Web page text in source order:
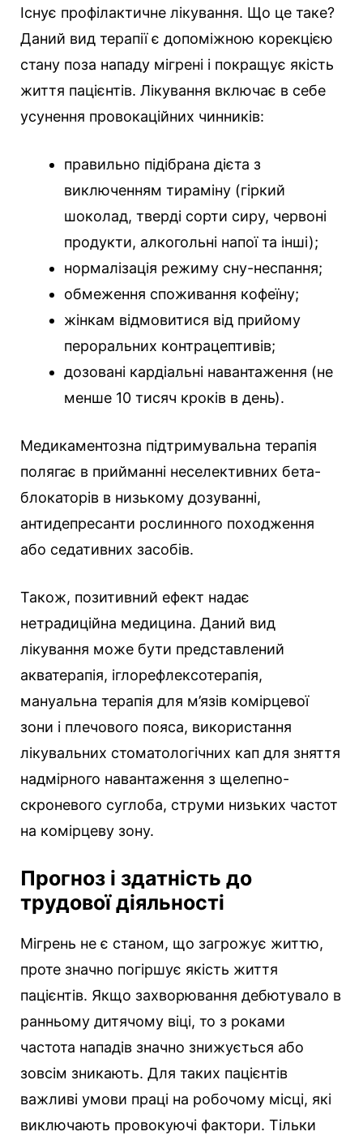
Існує профілактичне лікування. Що це таке?
Даний вид терапії є допоміжною корекцією
стану поза нападу мігрені і покращує якість
життя пацієнтів. Лікування включає в себе
усунення провокаційних чинників:
правильно підібрана дієта з
виключенням тираміну (гіркий
шоколад, тверді сорти сиру, червоні
продукти, алкогольні напої та інші);
нормалізація режиму сну-неспання;
обмеження споживання кофеїну;
жінкам відмовитися від прийому
пероральних контрацептивів;
дозовані кардіальні навантаження (не
менше 10 тисяч кроків в день).
Медикаментозна підтримувальна терапія
полягає в прийманні неселективних бета-
блокаторів в низькому дозуванні,
антидепресанти рослинного походження
або седативних засобів.
Також, позитивний ефект надає
нетрадиційна медицина. Даний вид
лікування може бути представлений
акватерапія, іглорефлексотерапія,
мануальна терапія для м’язів комірцевої
зони і плечового пояса, використання
лікувальних стоматологічних кап для зняття
надмірного навантаження з щелепно-
скроневого суглоба, струми низьких частот
на комірцеву зону.
Прогноз і здатність до
трудової діяльності
Мігрень не є станом, що загрожує життю,
проте значно погіршує якість життя
пацієнтів. Якщо захворювання дебютувало в
ранньому дитячому віці, то з роками
частота нападів значно знижується або
зовсім зникають. Для таких пацієнтів
важливі умови праці на робочому місці, які
виключають провокуючі фактори. Тільки